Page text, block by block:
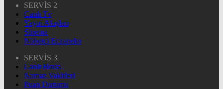
SERVİS 2
Canlı Tv
Yayın Akışları
Sinema
Nöbetçi Eczaneler
SERVİS 3
Canlı Borsa
Namaz Vakitleri
Puan Durumu